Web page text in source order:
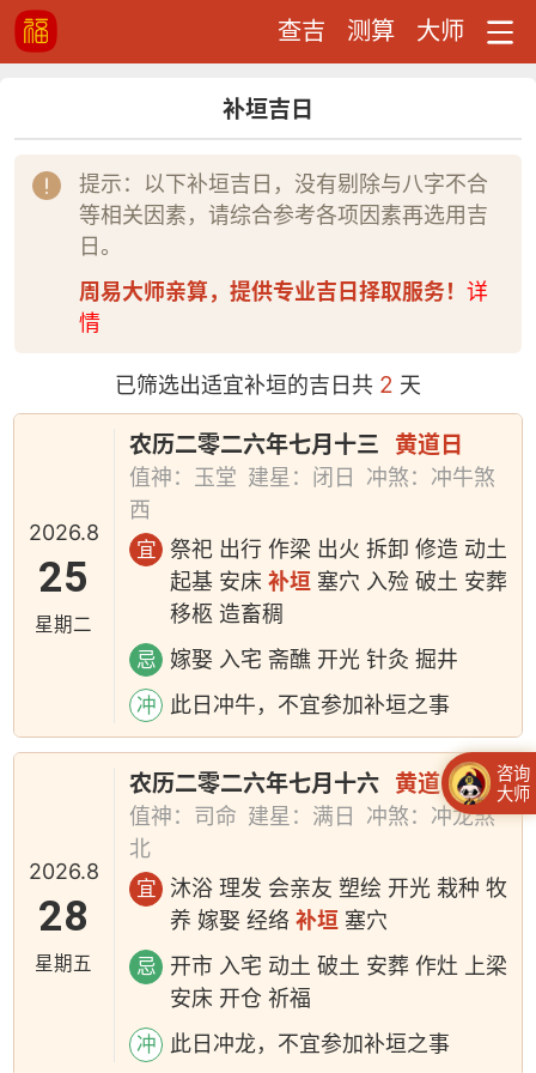
查吉 测算 大师
补垣吉日
提示：以下补垣吉日，没有剔除与八字不合
等相关因素，请综合参考各项因素再选用吉
日。
周易大师亲算，提供专业吉日择取服务！ 详
情
已筛选出适宜补垣的吉日共 2 天
2026.8
25
星期二
农历二零二六年七月十三 黄道日
值神：玉堂 建星：闭日
冲煞：冲牛煞
西
宜
祭祀 出行 作梁 出火 拆卸 修造 动土
起基 安床补垣 塞穴 入殓 破土 安葬
移柩 造畜稠
忌 嫁娶 入宅 斋醮 开光 针灸 掘井
冲 此日冲牛，不宜参加补垣之事
2026.8
28
星期五
农历二零二六年七月十六 黄道日
值神：司命 建星：满日
冲煞：冲龙煞
北
宜
沐浴 理发 会亲友 塑绘 开光 栽种 牧
养 嫁娶 经络补垣 塞穴
忌
开市 入宅 动土 破土 安葬 作灶 上梁
安床 开仓 祈福
冲 此日冲龙，不宜参加补垣之事
咨询
大师